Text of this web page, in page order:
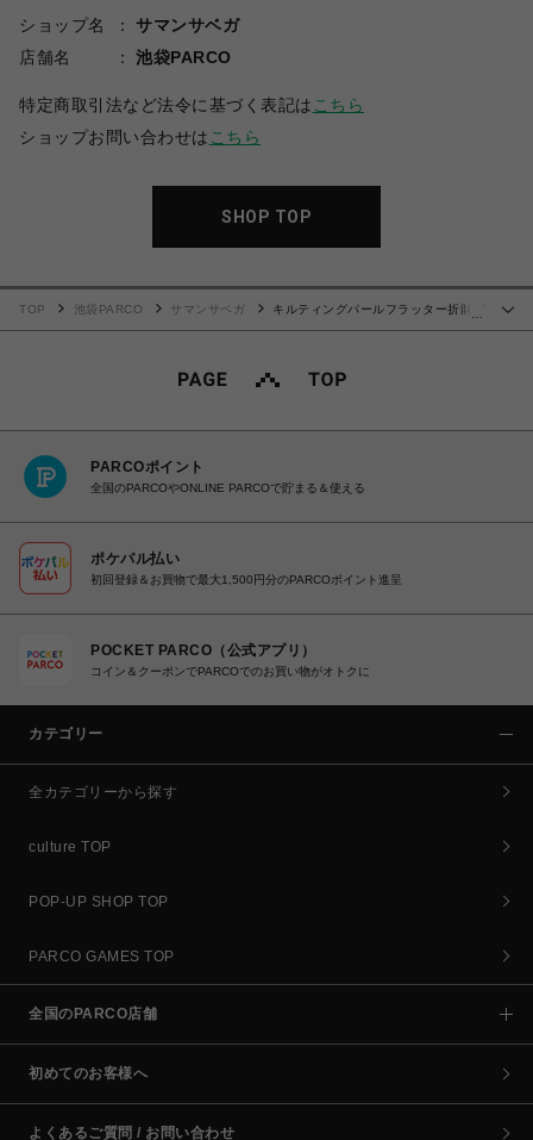
ショップ名
サマンサベガ
店舗名
池袋PARCO
特定商取引法など法令に基づく表記は こちら
ショップお問い合わせは こちら
SHOP TOP
TOP 池袋PARCO サマンサベガ
キルティングパールフラッター折財布
PARCOポイント
全国のPARCOやONLINE PARCOで貯まる＆使える
ポケパル払い
初回登録＆お買物で最大1,500円分のPARCOポイント進呈
POCKET PARCO（公式アプリ）
コイン＆クーポンでPARCOでのお買い物がオトクに
カテゴリー
全カテゴリーから探す
culture TOP
POP-UP SHOP TOP
PARCO GAMES TOP
全国のPARCO店舗
初めてのお客様へ
よくあるご質問 / お問い合わせ